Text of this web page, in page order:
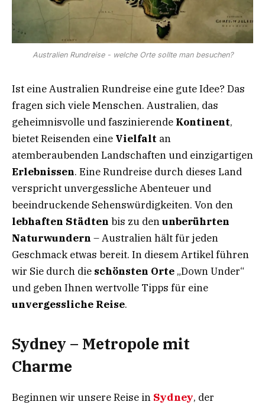
Australien Rundreise - welche Orte sollte man besuchen?
Ist eine Australien Rundreise eine gute Idee? Das
fragen sich viele Menschen. Australien, das
geheimnisvolle und faszinierende Kontinent,
bietet Reisenden eine Vielfalt an
atemberaubenden Landschaften und einzigartigen
Erlebnissen. Eine Rundreise durch dieses Land
verspricht unvergessliche Abenteuer und
beeindruckende Sehenswürdigkeiten. Von den
lebhaften Städten bis zu denunberührten
Naturwundern – Australien hält für jeden
Geschmack etwas bereit. In diesem Artikel führen
wir Sie durch die schönsten Orte „Down Under“
und geben Ihnen wertvolle Tipps für eine
unvergessliche Reise.
Sydney – Metropole mit
Charme
Beginnen wir unsere Reise in Sydney, der